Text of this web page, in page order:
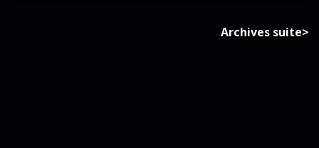
Archives suite>